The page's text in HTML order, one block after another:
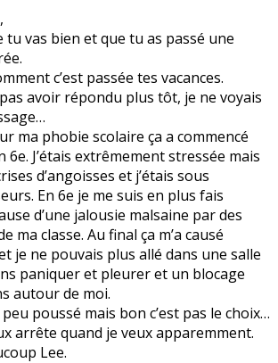
tu vas bien et que tu as passé une
c’est passée tes vacances.
avoir répondu plus tôt, je ne voyais
ma phobie scolaire ça a commencé
6e. J’étais extrêmement stressée mais
d’angoisses et j’étais sous
En 6e je me suis en plus fais
d’une jalousie malsaine par des
ma classe. Au final ça m’a causé
je ne pouvais plus allé dans une salle
paniquer et pleurer et un blocage
autour de moi.
peu poussé mais bon c’est pas le choix…
arrête quand je veux apparemment.
Lee.